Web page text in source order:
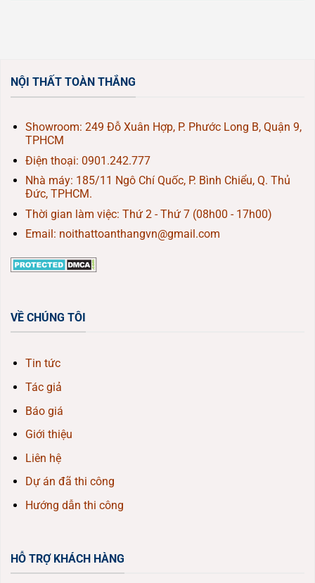
NỘI THẤT TOÀN THẮNG
Showroom: 249 Đỗ Xuân Hợp, P. Phước Long B, Quận 9,
TPHCM
Điện thoại: 0901.242.777
Nhà máy: 185/11 Ngô Chí Quốc, P. Bình Chiểu, Q. Thủ
Đức, TPHCM.
Thời gian làm việc: Thứ 2 - Thứ 7 (08h00 - 17h00)
Email: noithattoanthangvn@gmail.com
VỀ CHÚNG TÔI
Tin tức
Tác giả
Báo giá
Giới thiệu
Liên hệ
Dự án đã thi công
Hướng dẫn thi công
HỖ TRỢ KHÁCH HÀNG